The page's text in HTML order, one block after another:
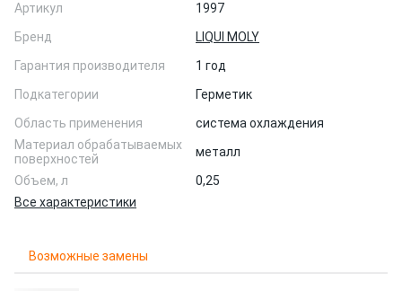
Артикул
1997
Бренд
LIQUI MOLY
Гарантия производителя
1 год
Подкатегории
Герметик
Область применения
система охлаждения
Материал обрабатываемых
поверхностей
металл
Объем, л
0,25
Все характеристики
Возможные замены